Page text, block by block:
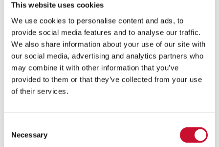
This website uses cookies
We use cookies to personalise content and ads, to
provide social media features and to analyse our traffic.
We also share information about your use of our site with
our social media, advertising and analytics partners who
may combine it with other information that you’ve
provided to them or that they’ve collected from your use
of their services.
Selection
Necessary
80 gramm cukor
1 zacskó vaníliás cukor
csipet só
200 gramm liszt
60 ml növényi olaj
150 ml tej
1/2 zacskó sütőpor + 80 ml víz + 2 evőkanál szirup
(barack, bodza vagy sárgabarack)
1 evőkanál porcukor